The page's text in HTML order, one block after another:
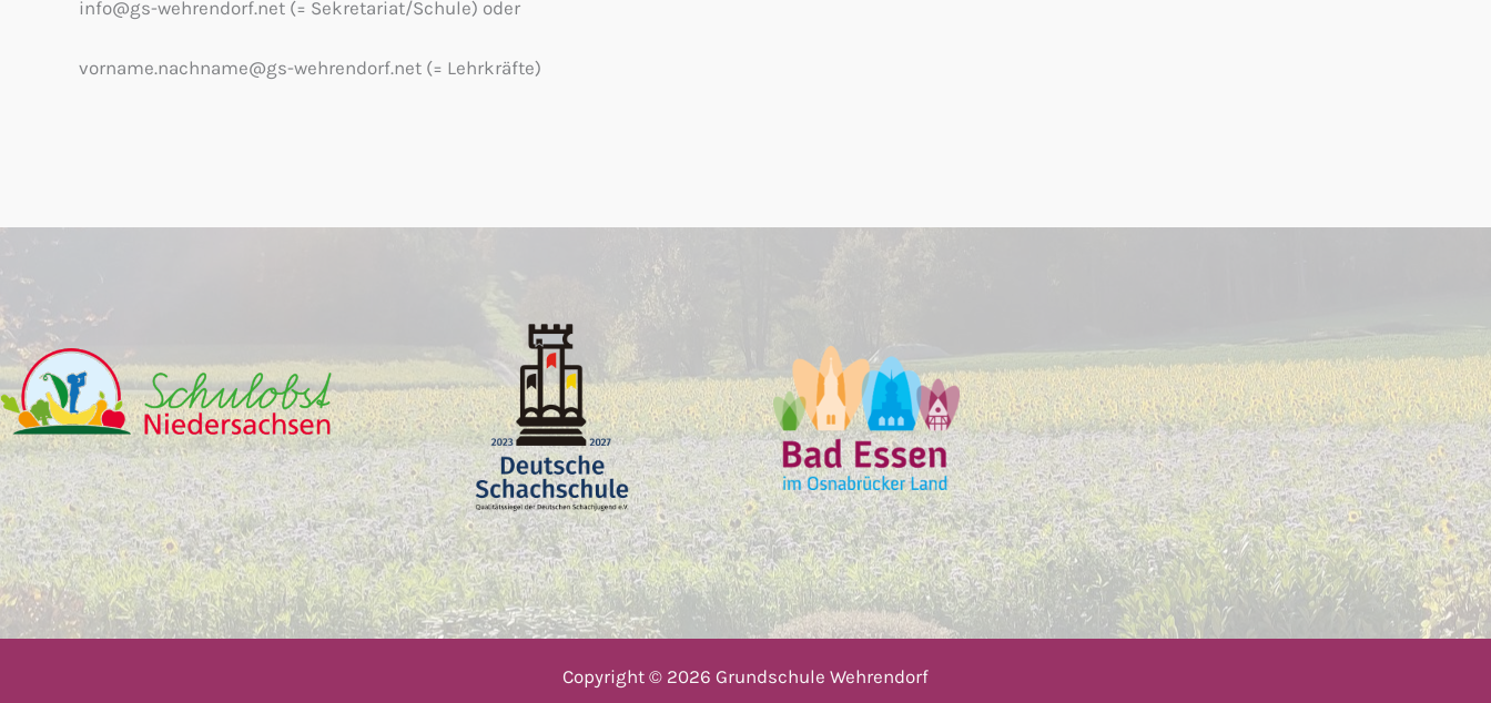
info@gs-wehrendorf.net (= Sekretariat/Schule) oder
vorname.nachname@gs-wehrendorf.net (= Lehrkräfte)
Copyright © 2026 Grundschule Wehrendorf